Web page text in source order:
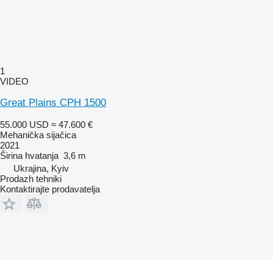
1
VIDEO
Great Plains CPH 1500
55.000 USD ≈ 47.600 €
Mehanička sijačica
2021
Širina hvatanja 3,6 m
Ukrajina, Kyiv
Prodazh tehniki
Kontaktirajte prodavatelja